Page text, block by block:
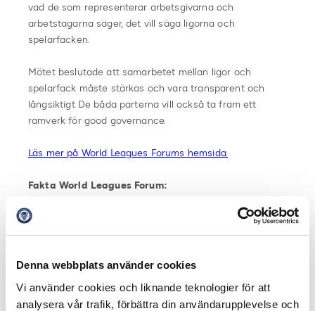
Denna webbplats använder cookies
Vi använder cookies och liknande teknologier för att
analysera vår trafik, förbättra din användarupplevelse och
vad de som representerar arbetsgivarna och
arbetstagarna säger, det vill säga ligorna och
spelarfacken.
Mötet beslutade att samarbetet mellan ligor och
spelarfack måste stärkas och vara transparent och
långsiktigt De båda parterna vill också ta fram ett
ramverk för good governance.
Läs mer på World Leagues Forums hemsida.
Fakta World Leagues Forum:
32 olika fotbollsligor från hela världen, där Svensk
Elitfotboll med Allsvenskan och Superettan är en
förbättra styrande strukturer i världsfotbollen, att
adressera världsfotbollens frågor och utmaningar samt
skapa ett utbyte mellan medlemsligorna.